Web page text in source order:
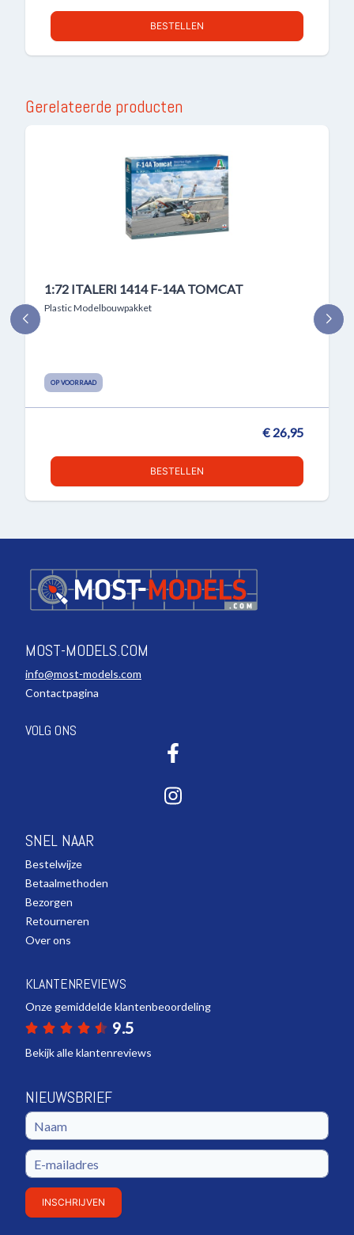
BESTELLEN
Gerelateerde producten
1:72 ITALERI 1414 F-14A TOMCAT
Plastic Modelbouwpakket
OP VOORRAAD
€ 26,95
BESTELLEN
MOST-MODELS.COM
info@most-models.com
Contactpagina
VOLG ONS
SNEL NAAR
Bestelwijze
Betaalmethoden
Bezorgen
Retourneren
Over ons
KLANTENREVIEWS
Onze gemiddelde klantenbeoordeling
9.5
Bekijk alle klantenreviews
NIEUWSBRIEF
INSCHRIJVEN